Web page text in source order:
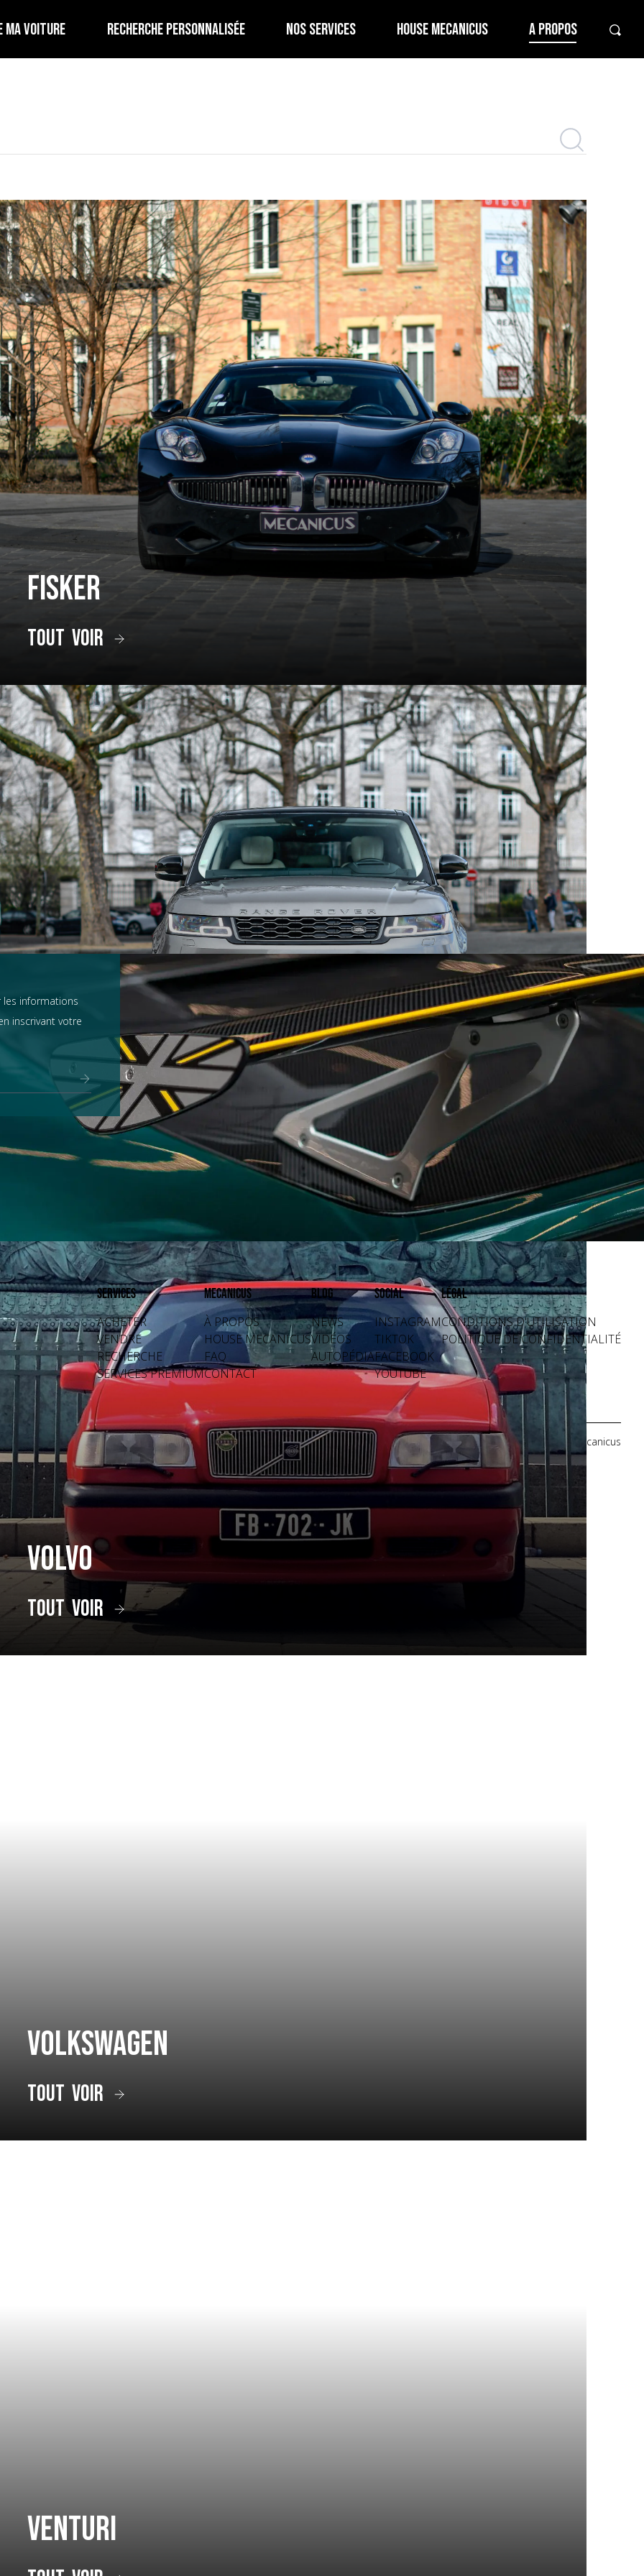
MA VOITURE RECHERCHE PERSONNALISÉE NOS SERVICES HOUSE MECANICUS A PROPOS
Fisker
tout voir
Range Rover
tout voir
Volvo
tout voir
Volkswagen
tout voir
Venturi
voyage à travers les marques et modèles d'exception
certains, c’est un rêve façonné en acier, en cuir, et en amour. Chez Mecanicus, on adore la voiture, on adore aussi son
On a donc décidé de vous bichonner, et de vous concocter une véritable encyclopédie de la voiture : Autopedia.
qui ont marqué l’histoire et créé des véhicules au destin exceptionnel, chacun empreint d’un charme unique et
souvent légendaire.
d’exception qui ont jalonné son histoire. De la Belle Époque aux supercars contemporaines, ces constructeurs ont
créant des modèles emblématiques qui font rêver les amateurs comme les collectionneurs. Au sein des articles
grandes marques et modèles d'exception, pour un voyage entre innovation, performance et héritage automobile.
En voiture, bouclez vos ceintures, c’est parti !
informations
inscrivant votre
Services
ACHETER
VENDRE
RECHERCHE
SERVICES PREMIUM
Mecanicus
À PROPOS
HOUSE MECANICUS
FAQ
CONTACT
Blog
NEWS
VIDÉOS
AUTOPÉDIA
Social
INSTAGRAM
TIKTOK
FACEBOOK
YOUTUBE
Légal
CONDITIONS D'UTILISATION
POLITIQUE DE CONFIDENTIALITÉ
Crédits photos: Mecanicus